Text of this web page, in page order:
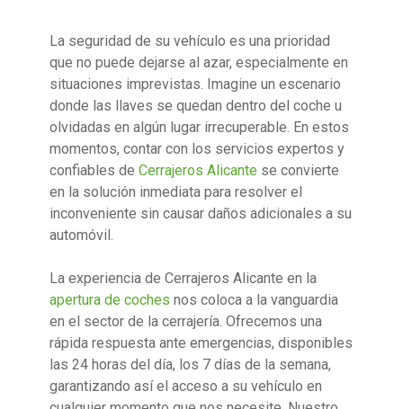
La seguridad de su vehículo es una prioridad
que no puede dejarse al azar, especialmente en
situaciones imprevistas. Imagine un escenario
donde las llaves se quedan dentro del coche u
olvidadas en algún lugar irrecuperable. En estos
momentos, contar con los servicios expertos y
confiables de Cerrajeros Alicante se convierte
en la solución inmediata para resolver el
inconveniente sin causar daños adicionales a su
automóvil.
La experiencia de Cerrajeros Alicante en la
apertura de coches nos coloca a la vanguardia
en el sector de la cerrajería. Ofrecemos una
rápida respuesta ante emergencias, disponibles
las 24 horas del día, los 7 días de la semana,
garantizando así el acceso a su vehículo en